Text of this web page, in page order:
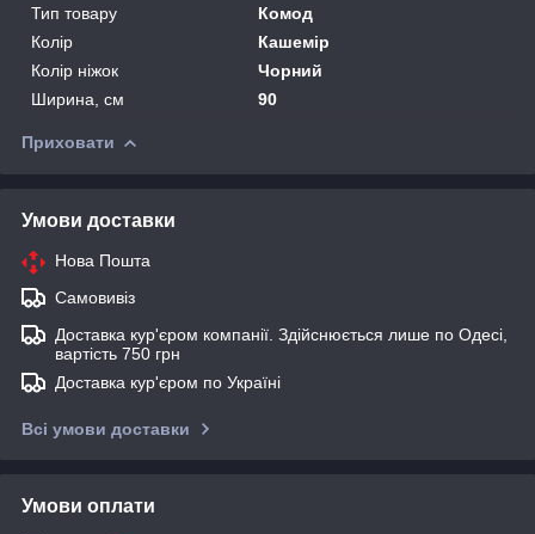
Тип товару
Комод
Колір
Кашемір
Колір ніжок
Чорний
Ширина, см
90
Приховати
Умови доставки
Нова Пошта
Самовивіз
Доставка кур'єром компанії. Здійснюється лише по Одесі,
вартість 750 грн
Доставка кур'єром по Україні
Всі умови доставки
Умови оплати